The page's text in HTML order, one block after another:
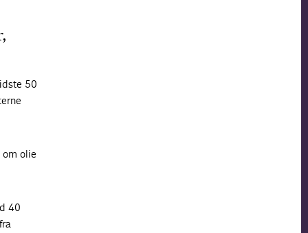
50
olie
40